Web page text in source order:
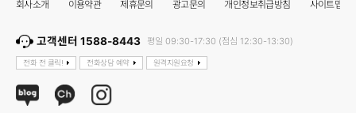
회사소개 이용약관 제휴문의 광고문의 개인정보취급방침 사이트맵
고객센터 1588-8443 평일 09:30-17:30 (점심 12:30-13:30)
전화 전 클릭! 전화상담 예약 원격지원요청